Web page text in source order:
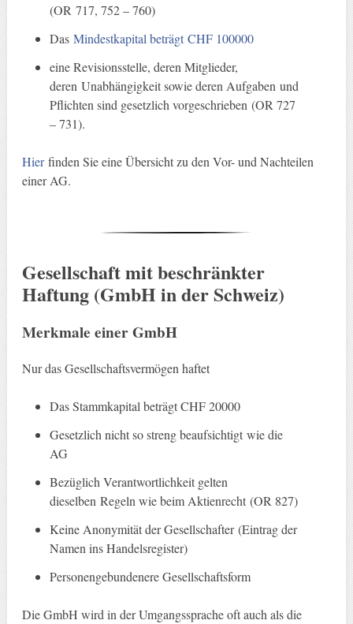
(OR 717, 752 – 760)
DasMindestkapital beträgt CHF 100000
eine Revisionsstelle, deren Mitglieder,
deren Unabhängigkeit sowie deren Aufgaben und
Pflichten sind gesetzlich vorgeschrieben (OR 727
– 731).
Hierfinden Sie eine Übersicht zu den Vor- und Nachteilen
einer AG.
Gesellschaft mit beschränkter
Haftung (GmbH in der Schweiz)
Merkmale einer GmbH
Nur das Gesellschaftsvermögen haftet
Das Stammkapital beträgt CHF 20000
Gesetzlich nicht so streng beaufsichtigt wie die
AG
Bezüglich Verantwortlichkeit gelten
dieselben Regeln wie beim Aktienrecht (OR 827)
Keine Anonymität der Gesellschafter (Eintrag der
Namen ins Handelsregister)
Personengebundenere Gesellschaftsform
Die GmbH wird in der Umgangssprache oft auch als die